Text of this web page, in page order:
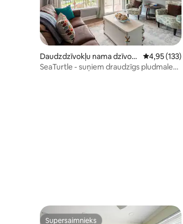
Daudzdzīvokļu nama dzīvokli
s – Galveston
Vidējais
4,95 (133)
SeaTurtle - suņiem draudzīgs pludmales
Supersaimnieks